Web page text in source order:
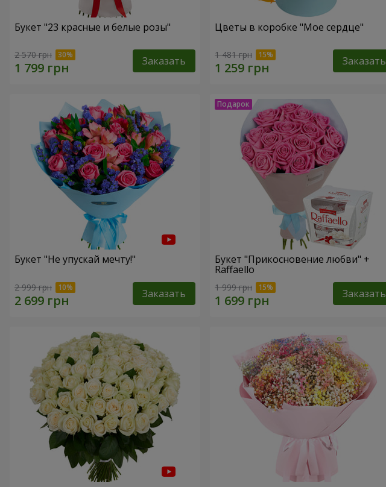
Букет "23 красные и белые розы"
2 570 грн Заказать
Цветы в коробке "Мое сердце"
1 481 грн Заказать
Букет "Не упускай мечту!"
2 999 грн Заказать
Букет "Прикосновение любви" +
Raffaello
1 999 грн Заказать